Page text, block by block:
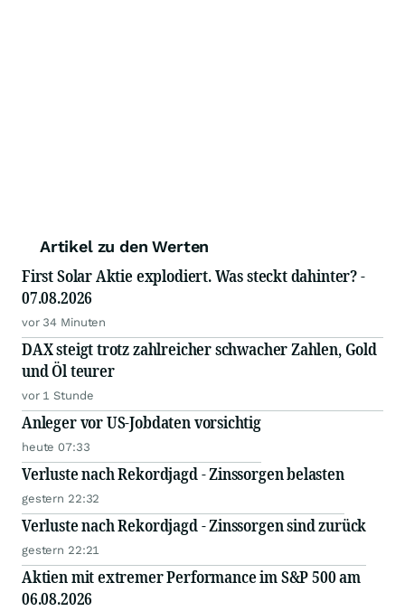
Artikel zu den Werten
First Solar Aktie explodiert. Was steckt dahinter? -
07.08.2026
vor 34 Minuten
DAX steigt trotz zahlreicher schwacher Zahlen, Gold
und Öl teurer
vor 1 Stunde
Anleger vor US-Jobdaten vorsichtig
heute 07:33
Verluste nach Rekordjagd - Zinssorgen belasten
gestern 22:32
Verluste nach Rekordjagd - Zinssorgen sind zurück
gestern 22:21
Aktien mit extremer Performance im S&P 500 am
06.08.2026